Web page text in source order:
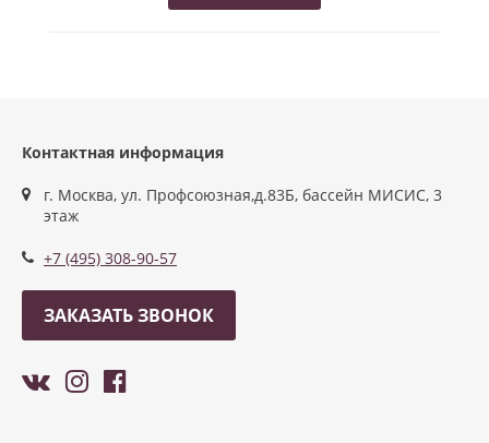
Контактная информация
г. Москва, ул. Профсоюзная,д.83Б, бассейн МИСИС, 3
этаж
+7 (495) 308-90-57
ЗАКАЗАТЬ ЗВОНОК